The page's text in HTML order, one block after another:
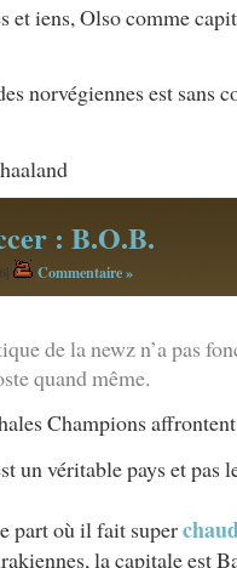
et iens, Olso comme
norvégiennes est sans
: B.O.B.
| Commentaire »
de la newz n’a pas
quand même.
Champions
un véritable pays et pas
part où il fait super
la capitale est